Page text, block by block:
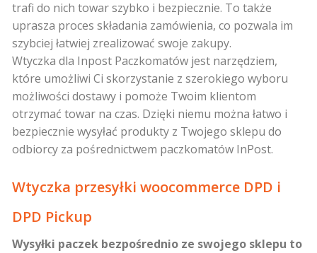
trafi do nich towar szybko i bezpiecznie. To także
uprasza proces składania zamówienia, co pozwala im
szybciej łatwiej zrealizować swoje zakupy.
Wtyczka dla Inpost Paczkomatów jest narzędziem,
które umożliwi Ci skorzystanie z szerokiego wyboru
możliwości dostawy i pomoże Twoim klientom
otrzymać towar na czas. Dzięki niemu można łatwo i
bezpiecznie wysyłać produkty z Twojego sklepu do
odbiorcy za pośrednictwem paczkomatów InPost.
Wtyczka przesyłki woocommerce DPD i
DPD Pickup
Wysyłki paczek bezpośrednio ze swojego sklepu to